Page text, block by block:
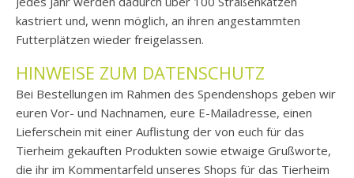
kastriert und, wenn möglich, an ihren angestammten
Futterplätzen wieder freigelassen.
HINWEISE ZUM DATENSCHUTZ
Bei Bestellungen im Rahmen des Spendenshops geben wir
euren Vor- und Nachnamen, eure E-Mailadresse, einen
Lieferschein mit einer Auflistung der von euch für das
Tierheim gekauften Produkten sowie etwaige Grußworte,
die ihr im Kommentarfeld unseres Shops für das Tierheim